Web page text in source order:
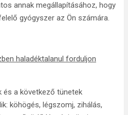
annak megállapításához, hogy
gyógyszer az Ön számára.
haladéktalanul forduljon
és a következő tünetek
köhögés, légszomj, zihálás,